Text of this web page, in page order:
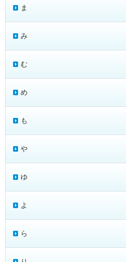
ま
み
む
め
も
や
ゆ
よ
ら